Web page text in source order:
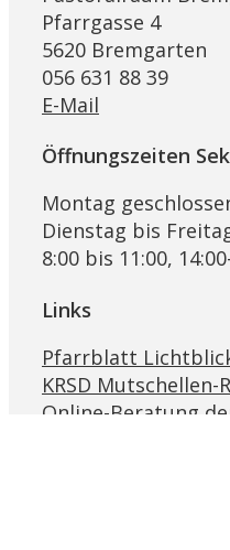
Pfarrgasse 4
5620 Bremgarten
056 631 88 39
E-Mail
Öffnungszeiten
Montag
Dienstag bis
8:00 bis 11:00,
Links
Pfarrblatt
KRSD Mutschellen-
Online-Beratung